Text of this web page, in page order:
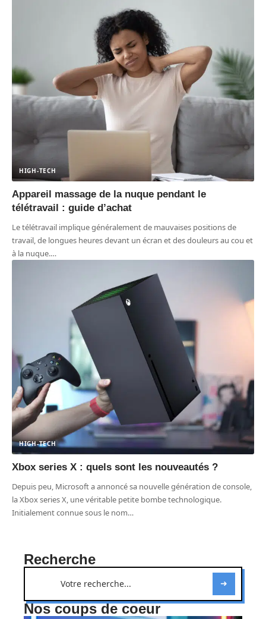
HIGH-TECH
Appareil massage de la nuque pendant le
télétravail : guide d’achat
Le télétravail implique généralement de mauvaises positions de
travail, de longues heures devant un écran et des douleurs au cou et
à la nuque.…
HIGH-TECH
Xbox series X : quels sont les nouveautés ?
Depuis peu, Microsoft a annoncé sa nouvelle génération de console,
la Xbox series X, une véritable petite bombe technologique.
Initialement connue sous le nom…
Recherche
Nos coups de coeur